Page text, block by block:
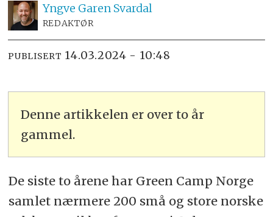
Yngve Garen Svardal
REDAKTØR
PUBLISERT 14.03.2024 - 10:48
Denne artikkelen er over to år
gammel.
De siste to årene har Green Camp Norge
samlet nærmere 200 små og store norske